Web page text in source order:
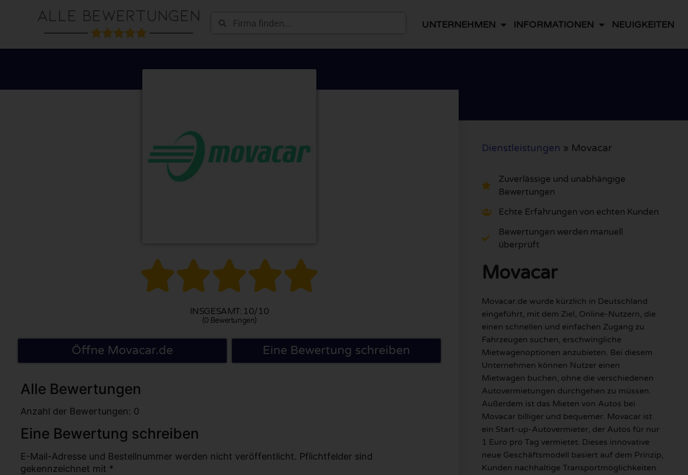
UNTERNEHMEN INFORMATIONEN NEUIGKEITEN

INSGESAMT: 10/10
(0 Bewertungen)
Öffne Movacar.de Eine Bewertung schreiben
Alle Bewertungen
Anzahl der Bewertungen: 0
Eine Bewertung schreiben
E-Mail-Adresse und Bestellnummer werden nicht veröffentlicht. Pflichtfelder sind
gekennzeichnet mit *
Dienstleistungen » Movacar
Zuverlässige und unabhängige
Bewertungen
Echte Erfahrungen von echten Kunden
Bewertungen werden manuell
überprüft
Movacar
Movacar.de wurde kürzlich in Deutschland
eingeführt, mit dem Ziel, Online-Nutzern, die
einen schnellen und einfachen Zugang zu
Fahrzeugen suchen, erschwingliche
Mietwagenoptionen anzubieten. Bei diesem
Unternehmen können Nutzer einen
Mietwagen buchen, ohne die verschiedenen
Autovermietungen durchgehen zu müssen.
Außerdem ist das Mieten von Autos bei
Movacar billiger und bequemer. Movacar ist
ein Start-up-Autovermieter, der Autos für nur
1 Euro pro Tag vermietet. Dieses innovative
neue Geschäftsmodell basiert auf dem Prinzip,
Kunden nachhaltige Transportmöglichkeiten